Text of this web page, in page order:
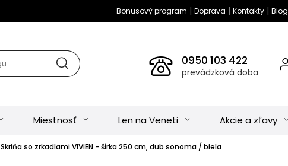
Bonusový program | Doprava | Kontakty| Blog
0950 103 422
prevádzková doba
Miestnosť Len na Veneti Akcie a zľavy
Skriňa so zrkadlami VIVIEN - šírka 250 cm, dub sonoma / biela